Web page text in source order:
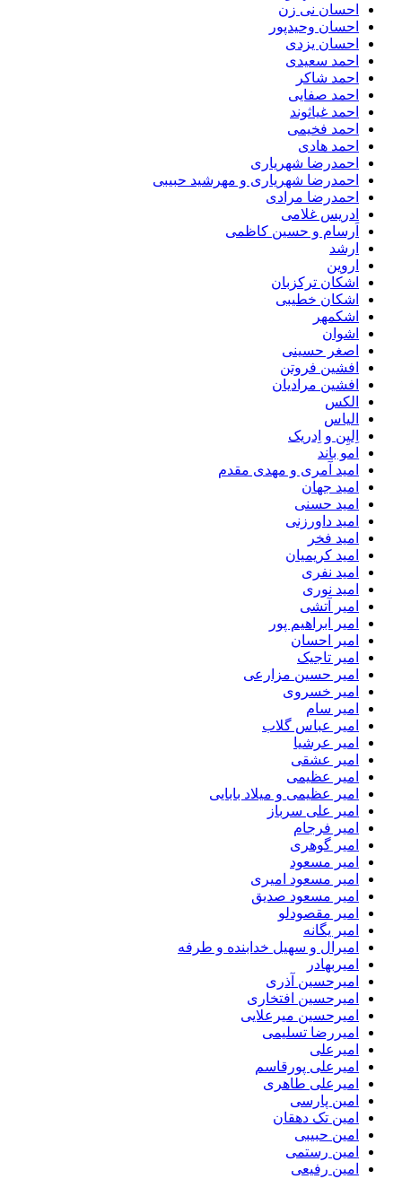
احسان نی زن
احسان وحیدپور
احسان یزدی
احمد سعیدی
احمد شاکر
احمد صفایی
احمد غیاثوند
احمد فخیمی
احمد هادی
احمدرضا شهریاری
احمدرضا شهریاری و مهرشید حبیبی
احمدرضا مرادی
ادریس غلامی
اَرسام و حسین کاظمی
ارشد
اروین
اشکان ترکزبان
اشکان خطیبی
اشکمهر
اشوان
اصغر حسینی
افشین فروتن
افشین مرادیان
الکس
الیاس
اِلیِن و اِدریک
امو باند
امید آمری و مهدی مقدم
امید جهان
امید حسنی
امید داورزنی
امید فخر
امید کریمیان
امید نفری
امید نوری
امیر آتشی
امیر ابراهیم پور
امیر احسان
امیر تاجیک
امیر حسین مزارعی
امیر خسروی
امیر سام
امیر عباس گلاب
امیر عرشیا
امیر عشقی
امیر عظیمی
امیر عظیمی و میلاد بابایی
امیر علی سرباز
امیر فرجام
امیر گوهری
امیر مسعود
امیر مسعود امیری
امیر مسعود صدیق
امیر مقصودلو
امیر یگانه
امیرال و سهیل خدابنده و طرفه
امیربهادر
امیرحسین آذری
امیرحسین افتخاری
امیرحسین میرعلایی
امیررضا تسلیمی
امیرعلی
امیرعلی پورقاسم
امیرعلی طاهری
امین پارسی
امین تک دهقان
امین حبیبی
امین رستمی
امین رفیعی